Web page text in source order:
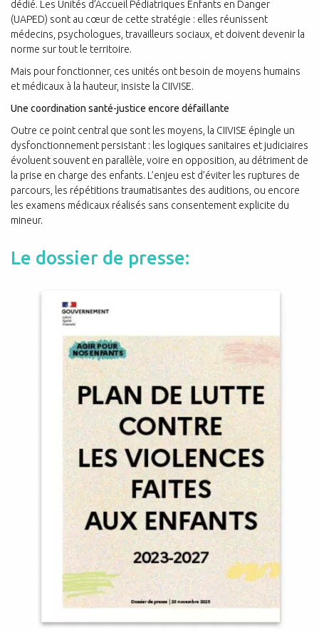
dédié. Les Unités d’Accueil Pédiatriques Enfants en Danger
(UAPED) sont au cœur de cette stratégie : elles réunissent
médecins, psychologues, travailleurs sociaux, et doivent devenir la
norme sur tout le territoire.
Mais pour fonctionner, ces unités ont besoin de moyens humains
et médicaux à la hauteur, insiste la CIIVISE.
Une coordination santé-justice encore défaillante
Outre ce point central que sont les moyens, la CIIVISE épingle un
dysfonctionnement persistant : les logiques sanitaires et judiciaires
évoluent souvent en parallèle, voire en opposition, au détriment de
la prise en charge des enfants. L’enjeu est d’éviter les ruptures de
parcours, les répétitions traumatisantes des auditions, ou encore
les examens médicaux réalisés sans consentement explicite du
mineur.
Le dossier de presse: